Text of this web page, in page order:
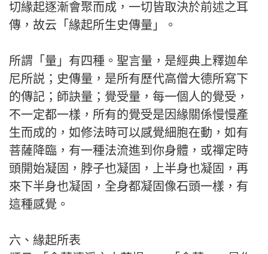
切緣起逐漸會聚而成，一切皆取決於前述之耳
傳，故云「緣起所生史傳量」。
所謂「量」有四種。聖言量，是經典上釋迦牟
尼所説；史傳量，是所有歷代高僧大德所寫下
的傳記；師訣量；覺受量，每一個人的覺受，
不一定都一樣，所有的覺受是因緣關係慢慢產
生而成的，如修法時可以感覺細胞在動，如有
菩薩降臨，有一種法流進到你身體，或禪定時
頭開始凝固，脖子也凝固，上半身也凝固，再
來下半身也凝固，全身都凝固像石頭一樣，有
這種感覺。
六、緣起所表